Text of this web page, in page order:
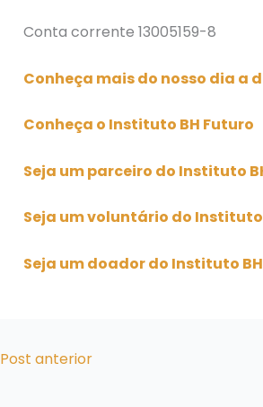
Conta corrente 13005159-8
Conheça mais do nosso dia a
Conheça o Instituto BH Futuro
Seja um parceiro do Instituto
Seja um voluntário do Instituto
Seja um doador do Instituto
Post anterior